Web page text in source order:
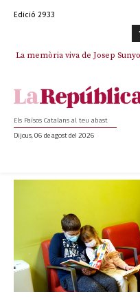
Edició 2933
La memòria viva de Josep
Els Països Catalans al teu abast
Dijous, 06 de agost del 2026